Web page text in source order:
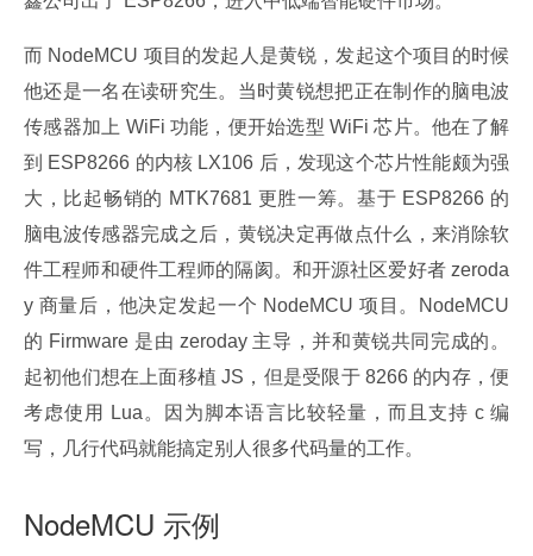
而 NodeMCU 项目的发起人是黄锐，发起这个项目的时候
他还是一名在读研究生。当时黄锐想把正在制作的脑电波
传感器加上 WiFi 功能，便开始选型 WiFi 芯片。他在了解
到 ESP8266 的内核 LX106 后，发现这个芯片性能颇为强
大，比起畅销的 MTK7681 更胜一筹。基于 ESP8266 的
脑电波传感器完成之后，黄锐决定再做点什么，来消除软
件工程师和硬件工程师的隔阂。和开源社区爱好者 zeroda
y 商量后，他决定发起一个 NodeMCU 项目。NodeMCU
的 Firmware 是由 zeroday 主导，并和黄锐共同完成的。
起初他们想在上面移植 JS，但是受限于 8266 的内存，便
考虑使用 Lua。因为脚本语言比较轻量，而且支持 c 编
写，几行代码就能搞定别人很多代码量的工作。
NodeMCU 示例